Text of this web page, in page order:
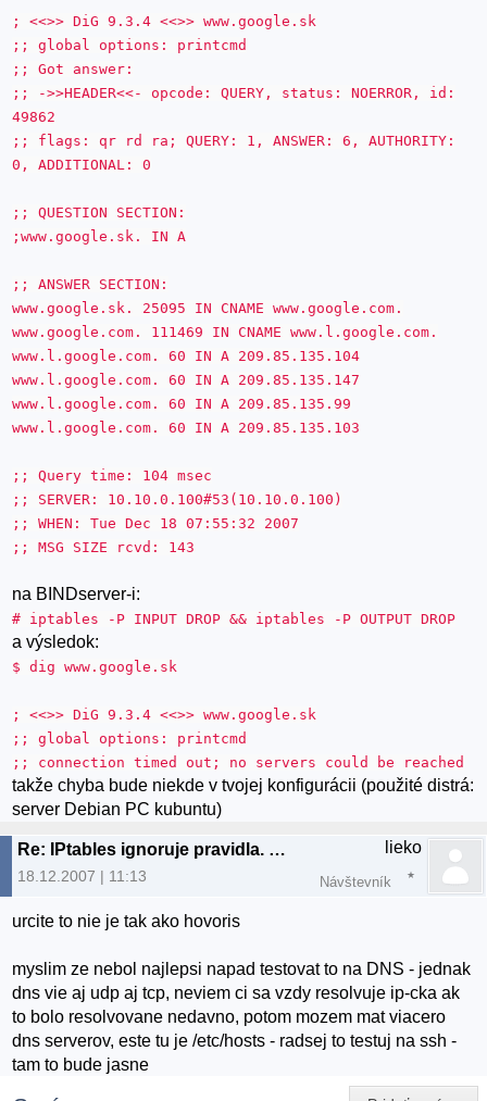
; <<>> DiG 9.3.4 <<>> www.google.sk
;; global options: printcmd
;; Got answer:
;; ->>HEADER<<- opcode: QUERY, status: NOERROR, id:
49862
;; flags: qr rd ra; QUERY: 1, ANSWER: 6, AUTHORITY:
0, ADDITIONAL: 0
;; QUESTION SECTION:
;www.google.sk. IN A
;; ANSWER SECTION:
www.google.sk. 25095 IN CNAME www.google.com.
www.google.com. 111469 IN CNAME www.l.google.com.
www.l.google.com. 60 IN A 209.85.135.104
www.l.google.com. 60 IN A 209.85.135.147
www.l.google.com. 60 IN A 209.85.135.99
www.l.google.com. 60 IN A 209.85.135.103
;; Query time: 104 msec
;; SERVER: 10.10.0.100#53(10.10.0.100)
;; WHEN: Tue Dec 18 07:55:32 2007
;; MSG SIZE rcvd: 143
na BINDserver-i:
# iptables -P INPUT DROP && iptables -P OUTPUT DROP
a výsledok:
$ dig www.google.sk
; <<>> DiG 9.3.4 <<>> www.google.sk
;; global options: printcmd
;; connection timed out; no servers could be reached
takže chyba bude niekde v tvojej konfigurácii (použité distrá:
server Debian PC kubuntu)
Re: IPtables ignoruje pravidla. Je to mozne?>je
18.12.2007 | 11:13
lieko
Návštevník
urcite to nie je tak ako hovoris
myslim ze nebol najlepsi napad testovat to na DNS - jednak
dns vie aj udp aj tcp, neviem ci sa vzdy resolvuje ip-cka ak
to bolo resolvovane nedavno, potom mozem mat viacero
dns serverov, este tu je /etc/hosts - radsej to testuj na ssh -
tam to bude jasne